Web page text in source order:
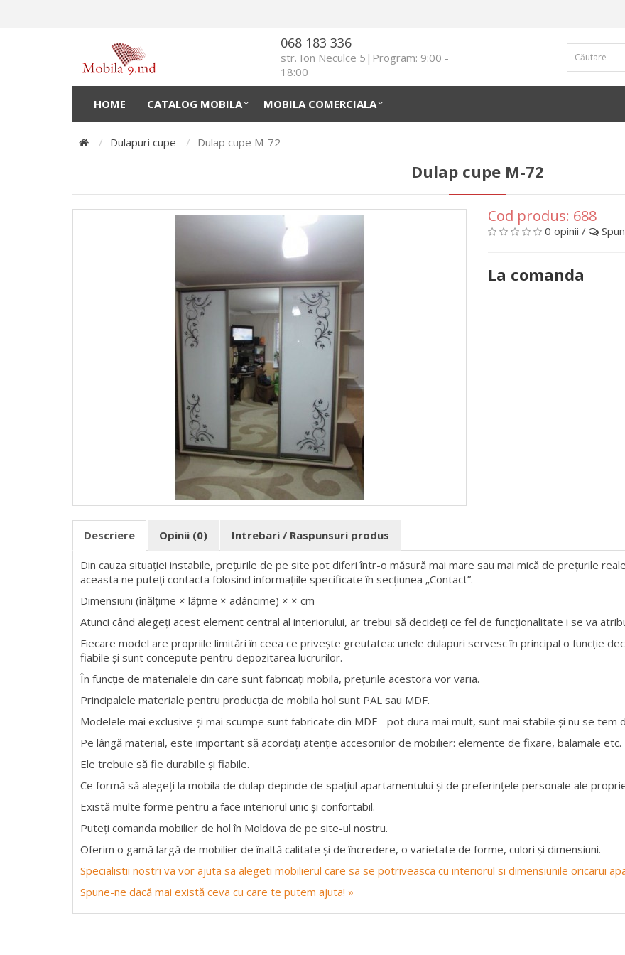
068 183 336
str. Ion Neculce 5|Program: 9:00 -
18:00
HOME CATALOG MOBILA MOBILA COMERCIALA
Dulapuri cupe Dulap cupe М-72
Dulap cupe М-72
Cod produs: 688
0 opinii /
La comanda
Descriere Opinii (0) Intrebari / Raspunsuri produs
Din cauza situației instabile, prețurile de pe site pot diferi într-o măsură mai mare sau mai mică de prețurile
aceasta ne puteți contacta folosind informațiile specificate în secțiunea „Contact”.
Dimensiuni (înălțime × lățime × adâncime) × × cm
Atunci când alegeți acest element central al interiorului, ar trebui să decideți ce fel de funcționalitate i se va
Fiecare model are propriile limitări în ceea ce privește greutatea: unele dulapuri servesc în principal o funcție
fiabile și sunt concepute pentru depozitarea lucrurilor.
În funcție de materialele din care sunt fabricați mobila, prețurile acestora vor varia.
Principalele materiale pentru producția de mobila hol sunt PAL sau MDF.
Modelele mai exclusive și mai scumpe sunt fabricate din MDF - pot dura mai mult, sunt mai stabile și nu se tem
Pe lângă material, este important să acordați atenție accesoriilor de mobilier: elemente de fixare, balamale etc.
Ele trebuie să fie durabile și fiabile.
Ce formă să alegeți la mobila de dulap depinde de spațiul apartamentului și de preferințele personale ale
Există multe forme pentru a face interiorul unic și confortabil.
Puteți comanda mobilier de hol în Moldova de pe site-ul nostru.
Oferim o gamă largă de mobilier de înaltă calitate și de încredere, o varietate de forme, culori și dimensiuni.
Specialistii nostri va vor ajuta sa alegeti mobilierul care sa se potriveasca cu interiorul si dimensiunile oricarui
Spune-ne dacă mai există ceva cu care te putem ajuta! »